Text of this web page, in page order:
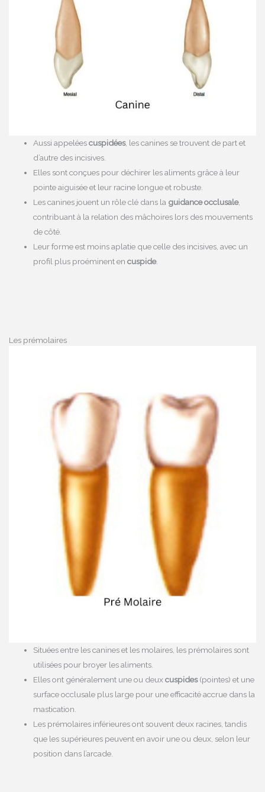
Aussi appeléescuspidées, les canines se trouvent de part et
d’autre des incisives.
Elles sont conçues pour déchirer les aliments grâce à leur
pointe aiguisée et leur racine longue et robuste.
Les canines jouent un rôle clé dans la guidance occlusale,
contribuant à la relation des mâchoires lors des mouvements
de côté.
Leur forme est moins aplatie que celle des incisives, avec un
profil plus proéminent encuspide.
Les prémolaires
Situées entre les canines et les molaires, les prémolaires sont
utilisées pour broyer les aliments.
Elles ont généralement une ou deuxcuspides(pointes) et une
surface occlusale plus large pour une efficacité accrue dans la
mastication.
Les prémolaires inférieures ont souvent deux racines, tandis
que les supérieures peuvent en avoir une ou deux, selon leur
position dans l’arcade.